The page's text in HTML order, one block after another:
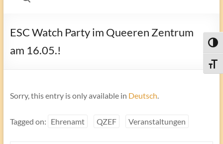
ESC Watch Party im Queeren Zentrum
am 16.05.!
Sorry, this entry is only available in Deutsch.
Tagged on: Ehrenamt QZEF Veranstaltungen